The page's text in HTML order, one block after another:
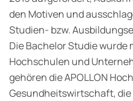
den Motiven und
Studien- bzw.
Die Bachelor Studie
Hochschulen und
gehören die APOLLON
Gesundheitswirtschaft,